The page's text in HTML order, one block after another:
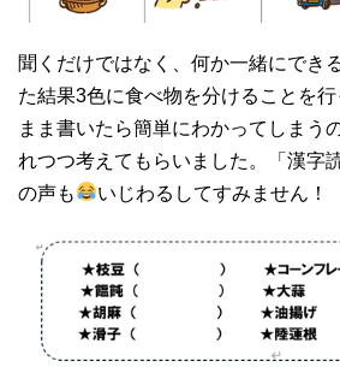
聞くだけではなく、何か一緒にでき
た結果3色に食べ物を分けることを
まま書いたら簡単にわかってしまう
れつつ考えてもらいました。「漢字
の声も
いじわるしてすみません！